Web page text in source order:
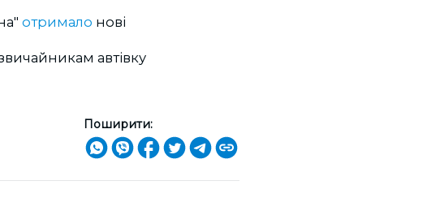
отримало нові
автівку
Поширити: